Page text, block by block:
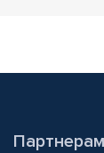
Партнерам